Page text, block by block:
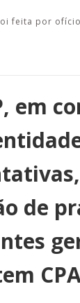
feita por
em
de